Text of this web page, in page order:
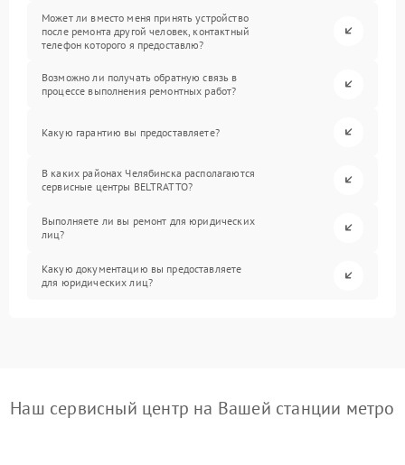
Может ли вместо меня принять устройство
после ремонта другой человек, контактный
телефон которого я предоставлю?
Возможно ли получать обратную связь в
процессе выполнения ремонтных работ?
Какую гарантию вы предоставляете?
В каких районах Челябинска располагаются
сервисные центры BELTRATTO?
Выполняете ли вы ремонт для юридических
лиц?
Какую документацию вы предоставляете
для юридических лиц?
Наш сервисный центр на Вашей станции метро